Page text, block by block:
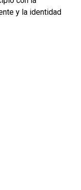
y la identidad